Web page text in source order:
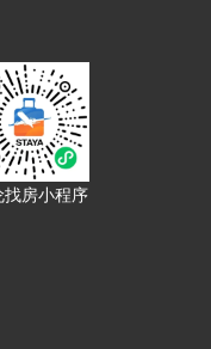
找房小程序